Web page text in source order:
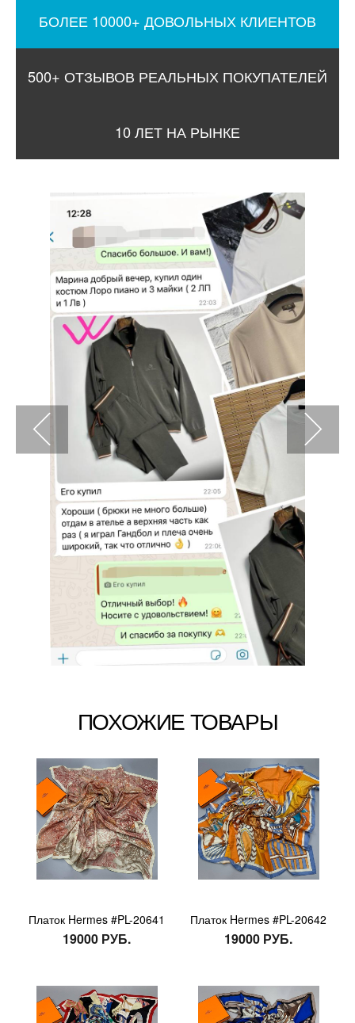
БОЛЕЕ 10000+ ДОВОЛЬНЫХ КЛИЕНТОВ
500+ ОТЗЫВОВ РЕАЛЬНЫХ ПОКУПАТЕЛЕЙ
10 ЛЕТ НА РЫНКЕ
ПОХОЖИЕ ТОВАРЫ
Платок Hermes #PL-20641
19000 РУБ.
Платок Hermes #PL-20642
19000 РУБ.